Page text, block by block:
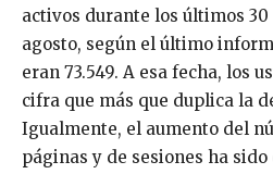
activos durante los últimos 30
agosto, según el último
eran 73.549. A esa fecha, los
cifra que más que duplica la
Igualmente, el aumento del
páginas y de sesiones ha sido